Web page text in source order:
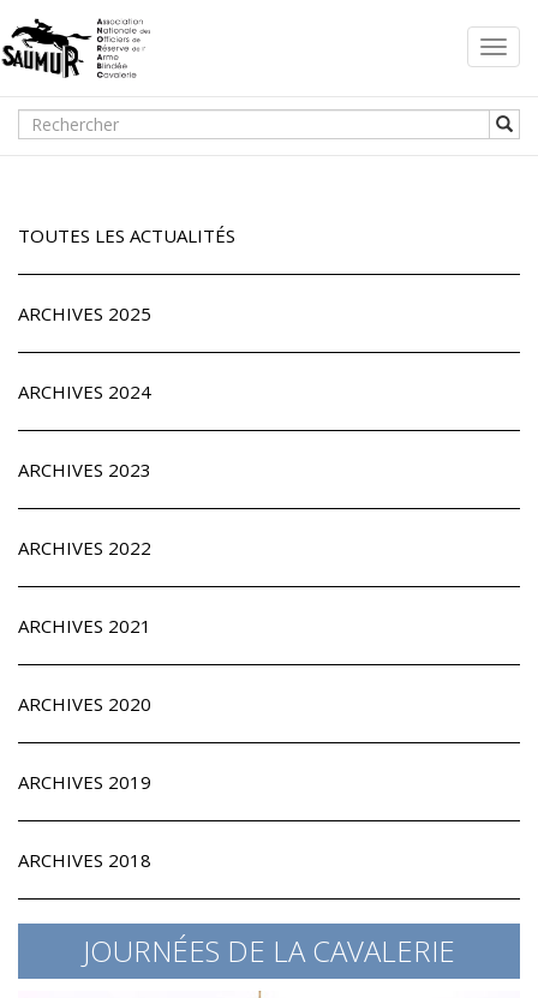
TOUTES LES ACTUALITÉS
ARCHIVES 2025
ARCHIVES 2024
ARCHIVES 2023
ARCHIVES 2022
ARCHIVES 2021
ARCHIVES 2020
ARCHIVES 2019
ARCHIVES 2018
JOURNÉES DE LA CAVALERIE